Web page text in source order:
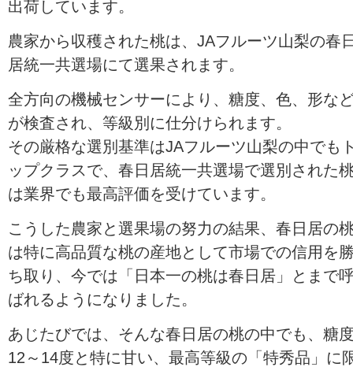
出荷しています。
農家から収穫された桃は、JAフルーツ山梨の春
居統一共選場にて選果されます。
全方向の機械センサーにより、糖度、色、形な
が検査され、等級別に仕分けられます。
その厳格な選別基準はJAフルーツ山梨の中でも
ップクラスで、春日居統一共選場で選別された
は業界でも最高評価を受けています。
こうした農家と選果場の努力の結果、春日居の
は特に高品質な桃の産地として市場での信用を
ち取り、今では「日本一の桃は春日居」とまで
ばれるようになりました。
あじたびでは、そんな春日居の桃の中でも、糖
12～14度と特に甘い、最高等級の「特秀品」に